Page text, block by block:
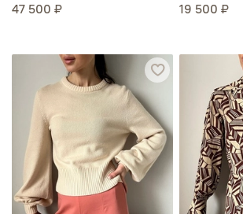
47 500 ₽
19 500 ₽